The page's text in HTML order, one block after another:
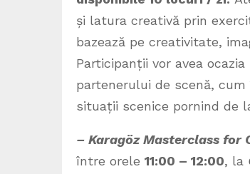
și latura creativă prin
bazează pe creativitate,
Participanții vor avea
partenerului de scenă,
situații scenice pornind de
– Karagöz Masterclass for
între orele 11:00 – 12:00, la